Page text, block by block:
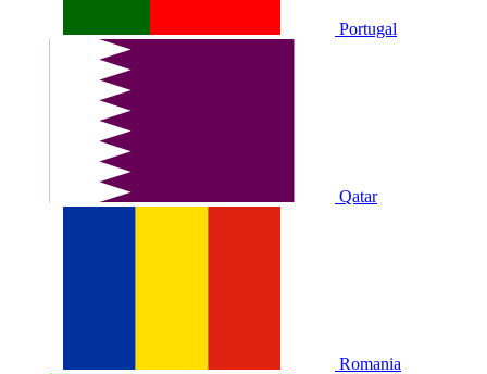
Portugal
Qatar
Romania